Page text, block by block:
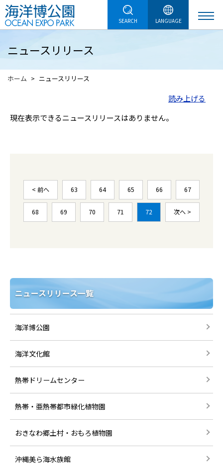
SEARCH LANGUAGE
ニュースリリース
ホーム ニュースリリース
読み上げる
現在表示できるニュースリリースはありません。
< 前へ 63 64 65 66 67
68 69 70 71 72 次へ >
ニュースリリース一覧
海洋博公園
海洋文化館
熱帯ドリームセンター
熱帯・亜熱帯都市緑化植物園
おきなわ郷土村・おもろ植物園
沖縄美ら海水族館